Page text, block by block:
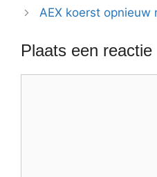
AEX koerst opnieuw
Plaats een reactie